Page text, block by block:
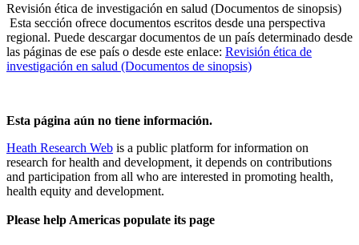
Revisión ética de investigación en salud (Documentos de sinopsis)
Esta sección ofrece documentos escritos desde una perspectiva
regional. Puede descargar documentos de un país determinado desde
las páginas de ese país o desde este enlace: Revisión ética de
investigación en salud (Documentos de sinopsis)
Esta página aún no tiene información.
Heath Research Web is a public platform for information on
research for health and development, it depends on contributions
and participation from all who are interested in promoting health,
health equity and development.
Please help Americas populate its page